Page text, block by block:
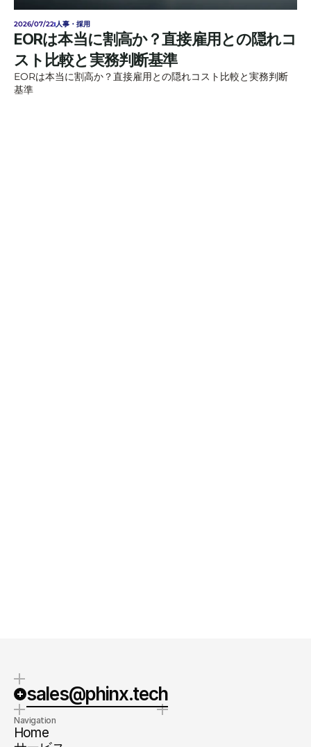
2026/07/22 人事・採用
EORは本当に割高か？直接雇用との隠れコ
スト比較と実務判断基準
EORは本当に割高か？直接雇用との隠れコスト比較と実務判断
基準
sales@phinx.tech
Navigation
Home